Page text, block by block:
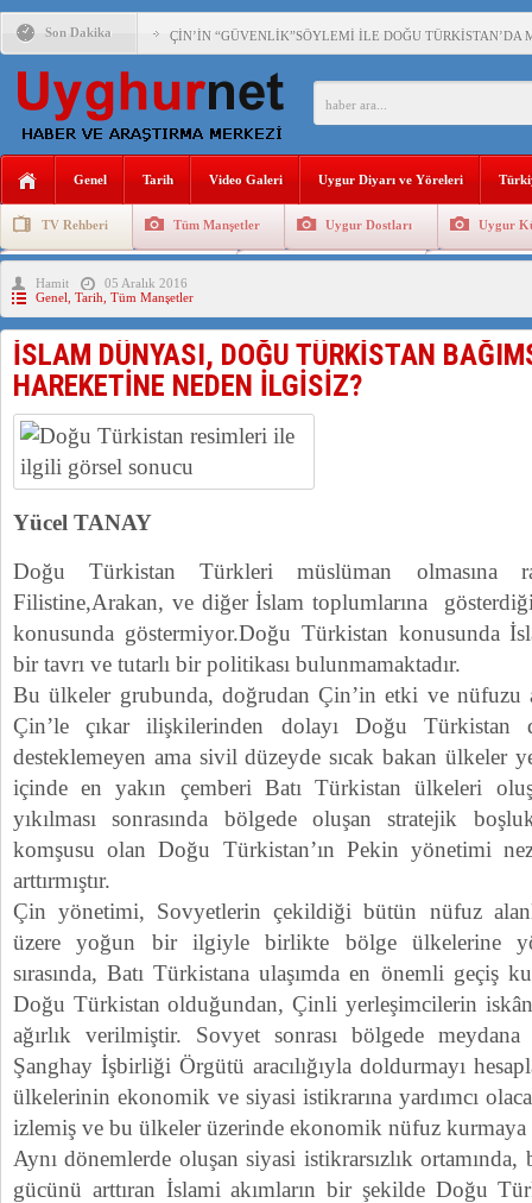
Son Dakika ÇİN’İN “GÜVENLİK”SÖYLEMİ İLE DOĞU TÜRKİSTAN’DA
PAKİSTAN,AFGANİSTAN’DA YAŞAYAN UYGURLARA
ANAHTAR PARTİ GENEL BAŞKANI AĞIRALİOĞLU :
ÇİN’İN DOĞU TÜRKİSTAN’DAKİ UYGULAMALARI
150 YILDIR KAYNAYAN YARAMIZ : ÇİN İŞGALİNDEKİ
ÇİN’İN UYGUR POLİTİKALARINI ÖVEN DİYANET
MHP’DEN URUMÇİ KATLİAMI MESAJİ : 05.07.2009
Genel Tarih Video Galeri Uygur Diyarı ve Yöreleri
TV Rehberi Tüm Manşetler Uygur Dostları Uygur
Uygurlarda Düğün ve Cenaze
Hamit
05 Aralık 2016
Genel Tarih Tüm Manşetler
İSLAM DÜNYASI, DOĞU TÜRKİSTAN
HAREKETİNE NEDEN İLGİSİZ?
Yücel TANAY
Doğu Türkistan Türkleri müslüman olmasına
Filistine,Arakan, ve diğer İslam toplumlarına
konusunda göstermiyor.Doğu Türkistan konusunda
bir tavrı ve tutarlı bir politikası bulunmamaktadır.
Bu ülkeler grubunda, doğrudan Çin’in etki ve nüfuzu
Çin’le çıkar ilişkilerinden dolayı Doğu Türkistan
desteklemeyen ama sivil düzeyde sıcak bakan ülkeler
içinde en yakın çemberi Batı Türkistan ülkeleri
yıkılması sonrasında bölgede oluşan stratejik
komşusu olan Doğu Türkistan’ın Pekin yönetimi
arttırmıştır.
Çin yönetimi, Sovyetlerin çekildiği bütün nüfuz
üzere yoğun bir ilgiyle birlikte bölge ülkelerine
sırasında, Batı Türkistana ulaşımda en önemli geçiş
Doğu Türkistan olduğundan, Çinli yerleşimcilerin
ağırlık verilmiştir. Sovyet sonrası bölgede
Şanghay İşbirliği Örgütü aracılığıyla doldurmayı
ülkelerinin ekonomik ve siyasi istikrarına yardımcı
izlemiş ve bu ülkeler üzerinde ekonomik nüfuz kurmaya
Aynı dönemlerde oluşan siyasi istikrarsızlık
gücünü arttıran İslami akımların bir şekilde Doğu